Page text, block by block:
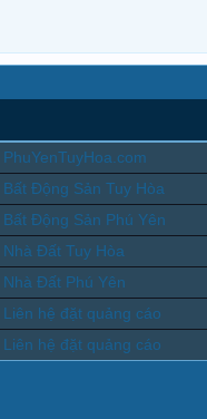
PhuYenTuyHoa.com
Bất Động Sản Tuy Hòa
Bất Động Sản Phú Yên
Nhà Đất Tuy Hòa
Nhà Đất Phú Yên
Liên hệ đặt quảng cáo
Liên hệ đặt quảng cáo